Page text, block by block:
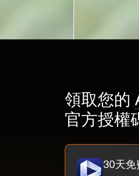
領取您的
官方授權
30天免